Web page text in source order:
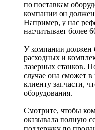
по поставкам
компании он
Например, у нас
насчитывает более
У компании должен
расходных и
лазерных станков.
случае она сможет в
клиенту запчасти,
оборудования.
Смотрите, чтобы
оказывала полную